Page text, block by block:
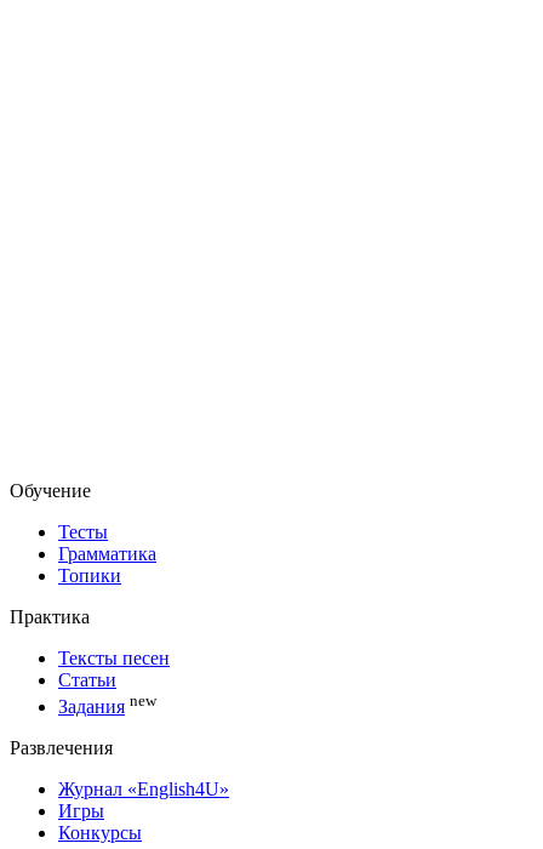
Обучение
Тесты
Грамматика
Топики
Практика
Тексты песен
Статьи
Задания new
Развлечения
Журнал «English4U»
Игры
Конкурсы